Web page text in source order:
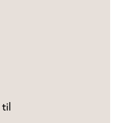
til